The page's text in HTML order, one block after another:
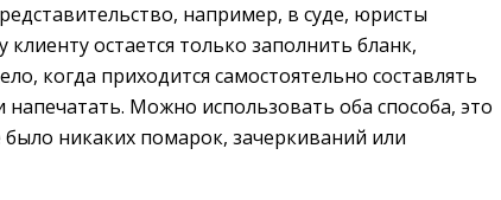
например, в суде, юристы
остается только заполнить бланк,
когда приходится самостоятельно составлять
Можно использовать оба способа, это
никаких помарок, зачеркиваний или